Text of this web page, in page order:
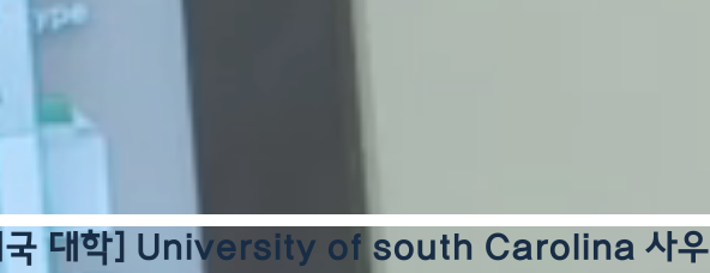
국 대학] University of south Carolina 사우